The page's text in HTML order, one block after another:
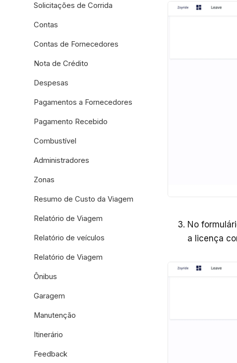
Solicitações de Corrida
Contas
Contas de Fornecedores
Nota de Crédito
Despesas
Pagamentos a Fornecedores
Pagamento Recebido
Combustível
Administradores
Zonas
Resumo de Custo da Viagem
Relatório de Viagem
Relatório de veículos
Relatório de Viagem
Ônibus
Garagem
Manutenção
Itinerário
Feedback
No
a licença